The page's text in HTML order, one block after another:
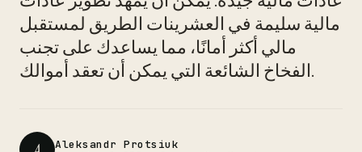
مالية سليمة في العشرينات الطريق لمستقبل
مالي أكثر أمانًا، مما يساعدك على تجنب
الفخاخ الشائعة التي يمكن أن تعقد أموالك.
Aleksandr Protsiuk